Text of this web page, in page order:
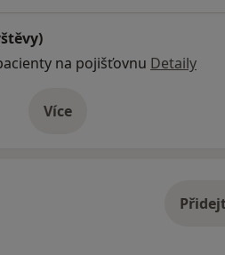
na pojišťovnu Detaily
Víceo adrese